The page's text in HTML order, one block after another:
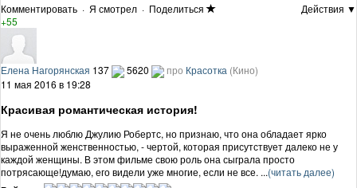
Комментировать · Я смотрел · Поделиться
Действия ▼
+55
Елена Нагорянская 137 5620 про Красотка (Кино)
11 мая 2016 в 19:28
Красивая романтическая история!
Я не очень люблю Джулию Робертс, но признаю, что она обладает ярко
выраженной женственностью, - чертой, которая присутствует далеко не у
каждой женщины. В этом фильме свою роль она сыграла просто
потрясающе!думаю, его видели уже многие, если не все. ...(читать далее)